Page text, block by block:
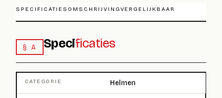
SPECIFICATIES OMSCHRIJVINGVERGELIJKBAAR
§ A Specificaties
CATEGORIE Helmen